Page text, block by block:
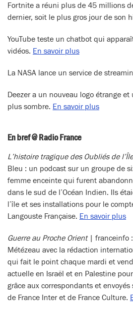
Fortnite a réuni plus de 45 millions
dernier, soit le plus gros jour de son
YouTube teste un chatbot qui
vidéos. En savoir plus
La NASA lance un service de
Deezer a un nouveau logo étrange
plus sombre. En savoir plus
En bref @ Radio France
L’histoire tragique des Oubliés de
Bleu : un podcast sur un groupe de
femme enceinte qui furent
dans le sud de l’Océan Indien. Ils
l’île et ses installations pour le
Langouste Française. En savoir plus
Guerre au Proche Orient| franceinfo :
Métézeau avec la rédaction
qui fait le point chaque mardi et
actuelle en Israël et en Palestine
grâce aux correspondants et
de France Inter et de France Culture.